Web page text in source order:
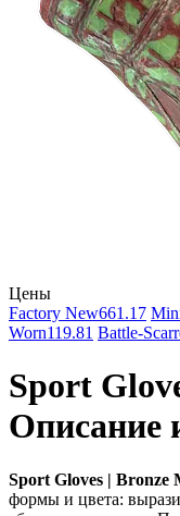
Цены
Factory New661.17
Worn119.81 Battle-
Sport
Описание
Sport Gloves | Bronze
формы и цвета: